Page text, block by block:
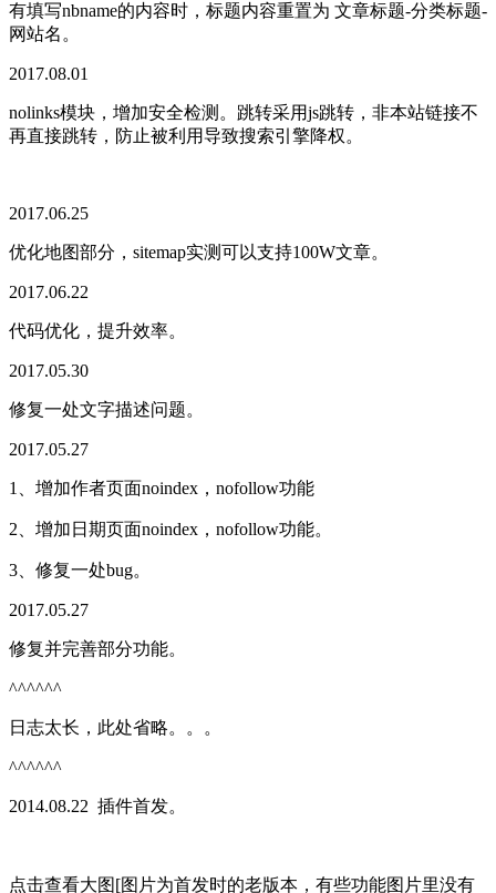
有填写nbname的内容时，标题内容重置为 文章标题-分类标题-
网站名。
2017.08.01
nolinks模块，增加安全检测。跳转采用js跳转，非本站链接不
再直接跳转，防止被利用导致搜索引擎降权。
2017.06.25
优化地图部分，sitemap实测可以支持100W文章。
2017.06.22
代码优化，提升效率。
2017.05.30
修复一处文字描述问题。
2017.05.27
1、增加作者页面noindex，nofollow功能
2、增加日期页面noindex，nofollow功能。
3、修复一处bug。
2017.05.27
修复并完善部分功能。
^^^^^^
日志太长，此处省略。。。
^^^^^^
2014.08.22 插件首发。
点击查看大图[图片为首发时的老版本，有些功能图片里没有